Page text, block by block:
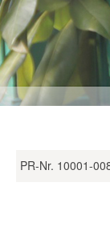
PR-Nr. 10001-